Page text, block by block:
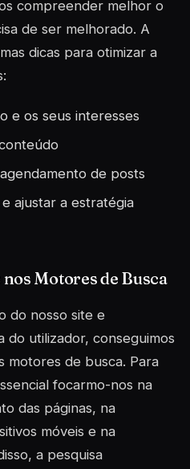
compreender melhor o
de ser melhorado. A
dicas para otimizar a
e os seus interesses
de posts
ajustar a estratégia
Motores de Busca
do nosso site e
do utilizador, conseguimos
motores de busca. Para
focarmo-nos na
das páginas, na
móveis e na
a pesquisa